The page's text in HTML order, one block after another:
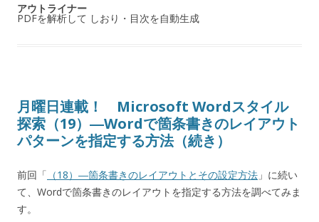
アウトライナー
PDFを解析して しおり・目次を自動生成
月曜日連載！ Microsoft Wordスタイル
探索（19）―Wordで箇条書きのレイアウト
パターンを指定する方法（続き）
前回「 （18）―箇条書きのレイアウトとその設定方法 」に続い
て、Wordで箇条書きのレイアウトを指定する方法を調べてみま
す。